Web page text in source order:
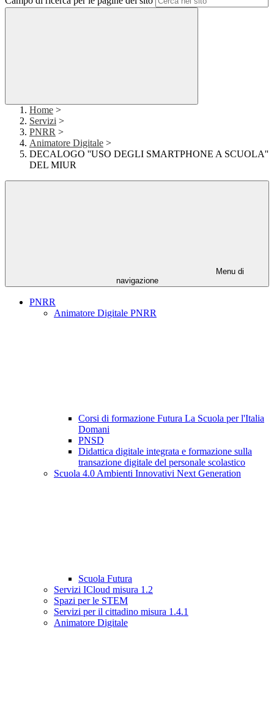
Home >
Servizi >
PNRR >
Animatore Digitale >
DECALOGO ''USO DEGLI SMARTPHONE A SCUOLA''
DEL MIUR
Menu di
navigazione
PNRR
Animatore Digitale PNRR
Corsi di formazione Futura La Scuola per l'Italia
Domani
PNSD
Didattica digitale integrata e formazione sulla
transazione digitale del personale scolastico
Scuola 4.0 Ambienti Innovativi Next Generation
Scuola Futura
Servizi ICloud misura 1.2
Spazi per le STEM
Servizi per il cittadino misura 1.4.1
Animatore Digitale